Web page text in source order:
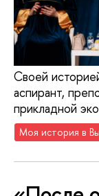
Своей
аспирант,
прикладной
Моя история в